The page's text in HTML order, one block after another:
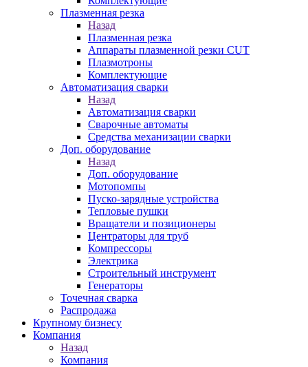
Плазменная резка
Назад
Плазменная резка
Аппараты плазменной резки CUT
Плазмотроны
Комплектующие
Автоматизация сварки
Назад
Автоматизация сварки
Сварочные автоматы
Средства механизации сварки
Доп. оборудование
Назад
Доп. оборудование
Мотопомпы
Пуско-зарядные устройства
Тепловые пушки
Вращатели и позиционеры
Центраторы для труб
Компрессоры
Электрика
Строительный инструмент
Генераторы
Точечная сварка
Распродажа
Крупному бизнесу
Компания
Назад
Компания